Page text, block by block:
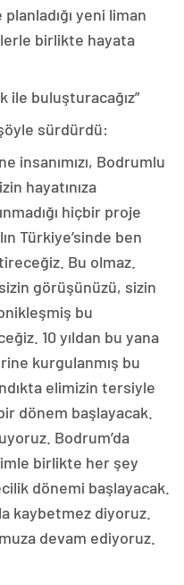
yeni liman
birlikte hayata
ile buluşturacağız”
sürdürdü:
insanımızı, Bodrumlu
hayatınıza
hiçbir proje
Türkiye’sinde ben
Bu olmaz.
görüşünüzü, sizin
bu
10 yıldan bu yana
kurgulanmış bu
elimizin tersiyle
dönem başlayacak.
Bodrum’da
birlikte her şey
dönemi başlayacak.
kaybetmez diyoruz.
devam ediyoruz.